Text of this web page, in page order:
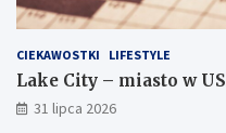
CIEKAWOSTKI LIFESTYLE
Lake City – miasto w
31 lipca 2026